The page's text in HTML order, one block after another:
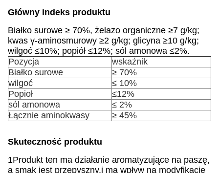
Główny indeks produktu
Białko surowe ≥ 70%, żelazo organiczne ≥7 g/kg;
kwas γ-aminosmurowy ≥2 g/kg; glicyna ≥10 g/kg;
wilgoć ≤10%; popiół ≤12%; sól amonowa ≤2%.
Pozycja
wskaźnik
Białko surowe
≥ 70%
wilgoć
≤ 10%
Popioł
≤12%
sól amonowa
≤ 2%
Łącznie aminokwasy
≥ 45%
Skuteczność produktu
1Produkt ten ma działanie aromatyzujące na paszę,
a smak jest przepyszny.i ma wpływ na modyfikację